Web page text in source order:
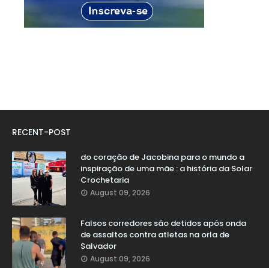
RECENT-POST
do coração de Jacobina para o mundo a
inspiração de uma mãe : a história da Solar
Crochetaria
August 09, 2026
Falsos corredores são detidos após onda
de assaltos contra atletas na orla de
Salvador
August 09, 2026